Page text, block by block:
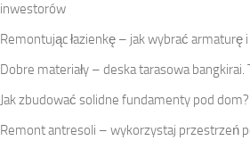
inwestorów
Remontując łazienkę – jak wybrać armaturę
Dobre materiały – deska tarasowa bangkirai.
Jak zbudować solidne fundamenty pod
Remont antresoli – wykorzystaj przestrzeń